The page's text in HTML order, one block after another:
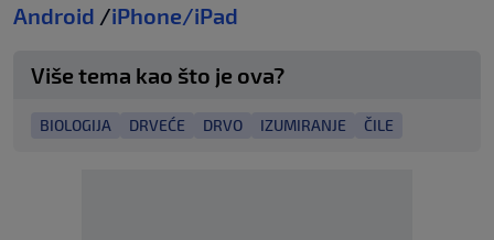
Android /iPhone/iPad
Više tema kao što je ova?
BIOLOGIJA DRVEĆE DRVO IZUMIRANJE ČILE